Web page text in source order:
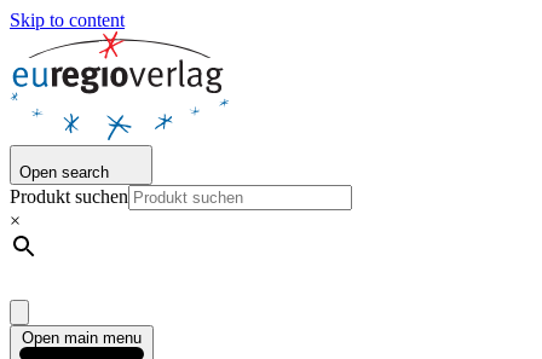
Skip to content
Open search
Produkt suchen
×
Open main menu